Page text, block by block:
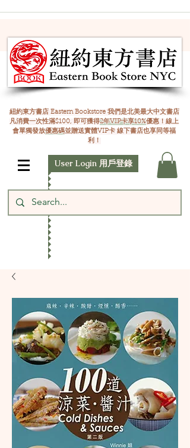
紐約東方書店 Eastern Bookstore 我們是北美最大中文書店
凡消費一次性滿$100, 即可獲得2年VIP卡享10%優惠！線上
會單獨發放優惠碼並贈送實體VIP卡 線下書店也享同等福
利！
User Login 用戶登錄